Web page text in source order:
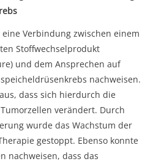
Verbindung zwischen einem
Stoffwechselprodukt
und dem Ansprechen auf
nachweisen.
dass sich hierdurch die
verändert. Durch
wurde das Wachstum der
gestoppt. Ebenso konnte
nachweisen, dass das